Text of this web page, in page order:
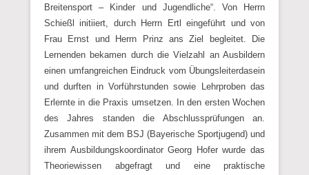
Breitensport – Kinder und Jugendliche“. Von Herrn
Schießl initiiert, durch Herrn Ertl eingeführt und von
Frau Ernst und Herrn Prinz ans Ziel begleitet. Die
Lernenden bekamen durch die Vielzahl an Ausbildern
einen umfangreichen Eindruck vom Übungsleiterdasein
und durften in Vorführstunden sowie Lehrproben das
Erlernte in die Praxis umsetzen. In den ersten Wochen
des Jahres standen die Abschlussprüfungen an.
Zusammen mit dem BSJ (Bayerische Sportjugend) und
ihrem Ausbildungskoordinator Georg Hofer wurde das
Theoriewissen abgefragt und eine praktische